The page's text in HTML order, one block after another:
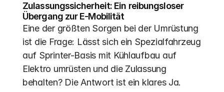
Zulassungssicherheit: Ein reibungsloser
Übergang zur E-Mobilität
Eine der größten Sorgen bei der Umrüstung
ist die Frage: Lässt sich ein Spezialfahrzeug
auf Sprinter-Basis mit Kühlaufbau auf
Elektro umrüsten und die Zulassung
behalten? Die Antwort ist ein klares Ja.